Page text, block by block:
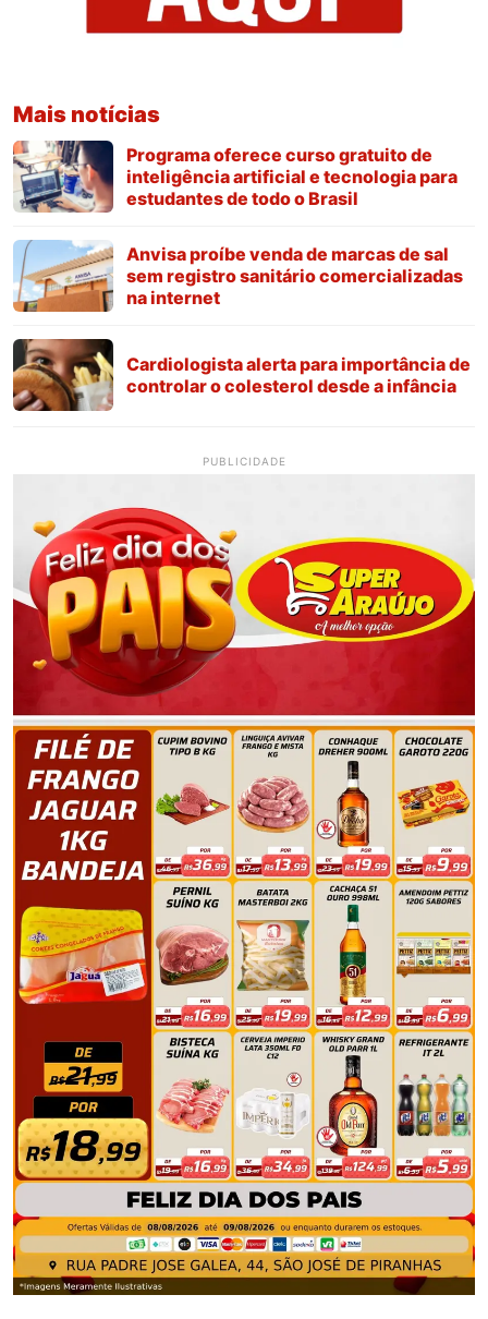
Mais notícias
Programa oferece curso gratuito de
inteligência artificial e tecnologia para
estudantes de todo o Brasil
Anvisa proíbe venda de marcas de sal
sem registro sanitário comercializadas
na internet
Cardiologista alerta para importância de
controlar o colesterol desde a infância
PUBLICIDADE